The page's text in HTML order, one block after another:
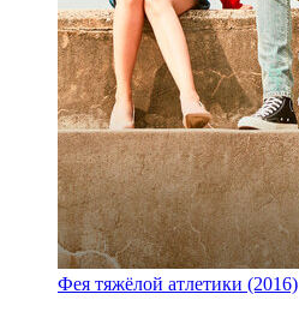
Фея тяжёлой атлетики (2016)